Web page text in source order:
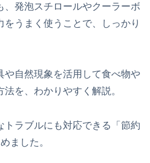
、発泡スチロールやクーラーボ
をうまく使うことで、しっかり
や自然現象を活用して食べ物や
を、わかりやすく解説。
トラブルにも対応できる「節約
ました。